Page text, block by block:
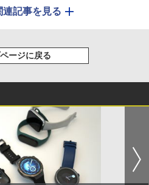
連記事を見る
ージに戻る